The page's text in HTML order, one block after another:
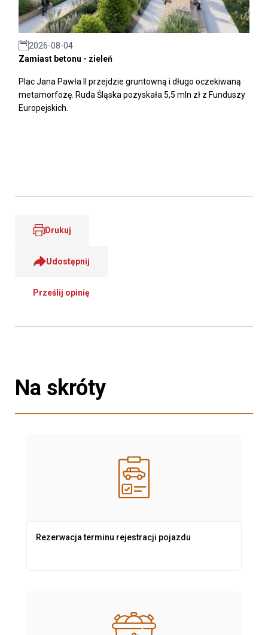
2026-08-04
Zamiast betonu - zieleń
Plac Jana Pawła II przejdzie gruntowną i długo oczekiwaną
metamorfozę. Ruda Śląska pozyskała 5,5 mln zł z Funduszy
Europejskich.
Drukuj
Udostępnij
Prześlij opinię
Na skróty
Rezerwacja terminu rejestracji pojazdu